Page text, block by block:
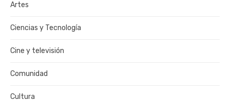
Artes
Ciencias y Tecnología
Cine y televisión
Comunidad
Cultura